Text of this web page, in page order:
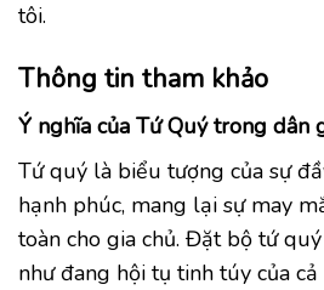
tôi.
Thông tin tham khảo
Ý nghĩa của Tứ Quý trong dân
Tứ quý là biểu tượng của sự
hạnh phúc, mang lại sự may
toàn cho gia chủ. Đặt bộ tứ
như đang hội tụ tinh túy của